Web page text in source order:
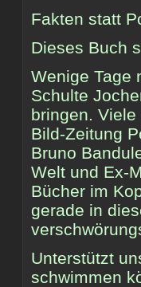
Fakten statt
Dieses Buch
Wenige Tage
Schulte
bringen.
Bild-Zeitung
Bruno
Welt und Ex-
Bücher im
gerade in
Unterstützt
schwimmen